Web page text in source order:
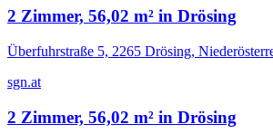
2 Zimmer, 56,02 m² in Drösing
Überfuhrstraße 5, 2265 Drösing,
sgn.at
2 Zimmer, 56,02 m² in Drösing